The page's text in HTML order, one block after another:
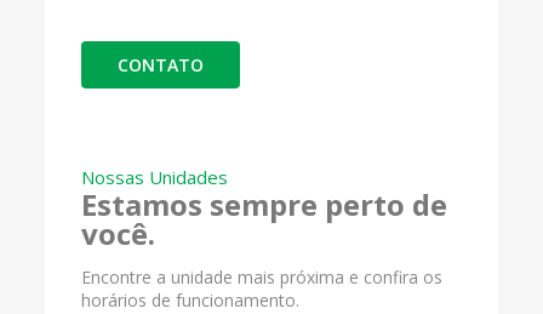
CONTATO
Nossas Unidades
Estamos sempre perto de
você.
Encontre a unidade mais próxima e confira os
horários de funcionamento.